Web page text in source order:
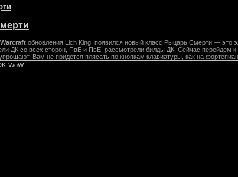
обновления Lich King, появился новый класс Рыцарь Смерти — это
ДК со всех сторон, ПвЕ и ПвЕ, рассмотрели билды ДК. Сейчас перейдем
Вам не придется плясать по кнопкам клавиатуры, как на